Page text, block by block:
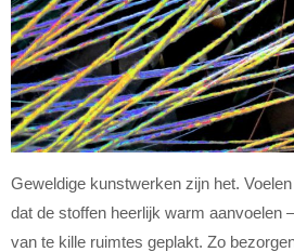
Geweldige kunstwerken zijn het.
dat de stoffen heerlijk warm aanvoelen
van te kille ruimtes geplakt. Zo